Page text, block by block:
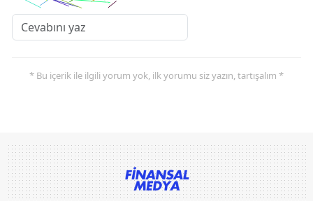
* Bu içerik ile ilgili yorum yok, ilk yorumu siz yazın, tartışalım *